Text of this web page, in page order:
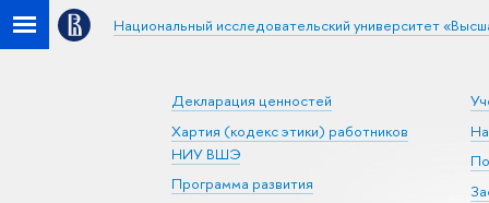
Национальный исследовательский университет
Декларация ценностей
Хартия (кодекс этики) работников
НИУ ВШЭ
Программа развития